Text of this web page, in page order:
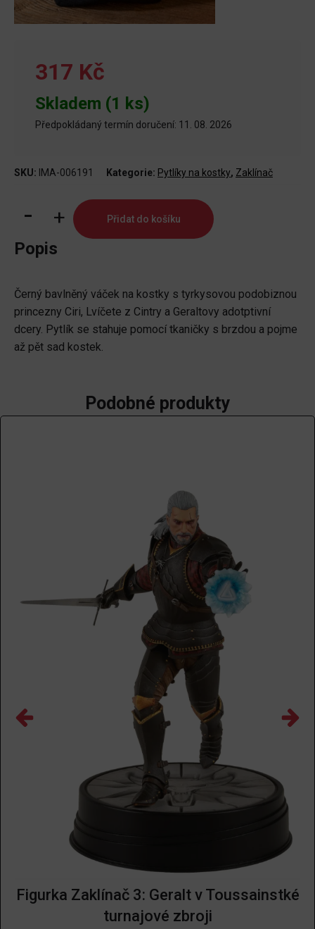
317 Kč
Skladem (1 ks)
Předpokládaný termín doručení: 11. 08. 2026
SKU: IMA-006191 Kategorie: Pytlíky na kostky, Zaklínač
kostky
Ciri
množství
Přidat do košíku
Popis
Černý bavlněný váček na kostky s tyrkysovou podobiznou
princezny Ciri, Lvíčete z Cintry a Geraltovy adotptivní
dcery. Pytlík se stahuje pomocí tkaničky s brzdou a pojme
až pět sad kostek.
Podobné produkty
Figurka Zaklínač 3: Geralt v Toussainstké
turnajové zbroji